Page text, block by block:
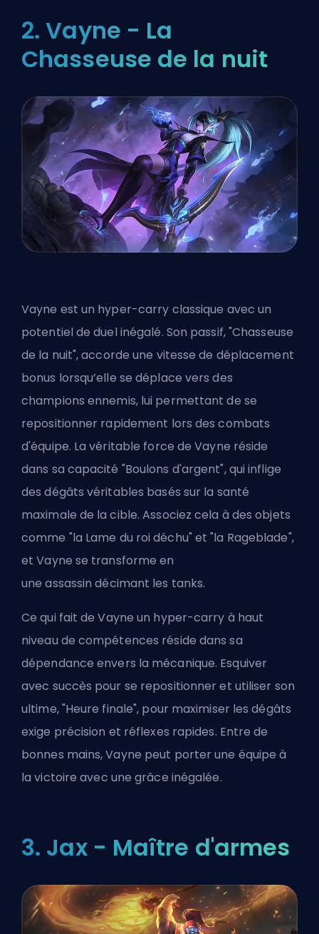
2. Vayne - La
Chasseuse de la nuit
Vayne est un hyper-carry classique avec un
potentiel de duel inégalé. Son passif, "Chasseuse
de la nuit", accorde une vitesse de déplacement
bonus lorsqu’elle se déplace vers des
champions ennemis, lui permettant de se
repositionner rapidement lors des combats
d'équipe. La véritable force de Vayne réside
dans sa capacité "Boulons d'argent", qui inflige
des dégâts véritables basés sur la santé
maximale de la cible. Associez cela à des objets
comme "la Lame du roi déchu" et "la Rageblade",
et Vayne se transforme en
uneassassin décimant les tanks.
Ce qui fait de Vayne un hyper-carry à haut
niveau de compétences réside dans sa
dépendance envers la mécanique. Esquiver
avec succès pour se repositionner et utiliser son
ultime, "Heure finale", pour maximiser les dégâts
exige précision et réflexes rapides. Entre de
bonnes mains, Vayne peut porter une équipe à
la victoire avec une grâce inégalée.
3. Jax - Maître d'armes